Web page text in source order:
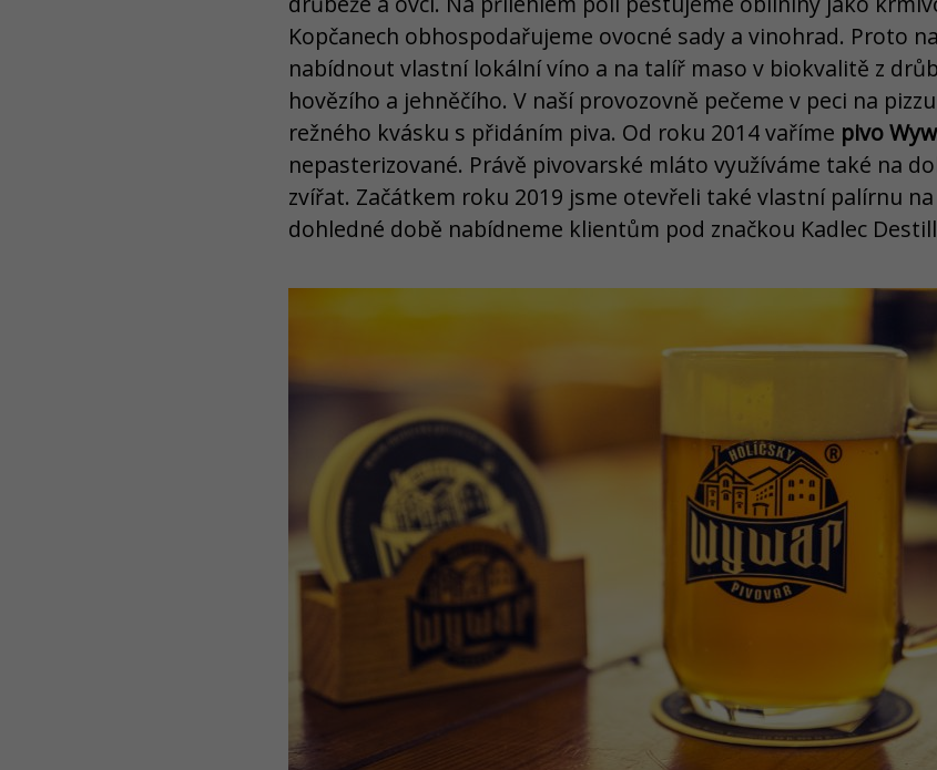
Kopčanech obhospodařujeme ovocné sady a vinohrad. Proto
nabídnout vlastní lokální víno a na talíř maso v biokvalitě z
hovězího a jehněčího. V naší provozovně pečeme v peci na
režného kvásku s přidáním piva. Od roku 2014 vaříme pivo
nepasterizované. Právě pivovarské mláto využíváme také na
zvířat. Začátkem roku 2019 jsme otevřeli také vlastní palírnu
dohledné době nabídneme klientům pod značkou Kadlec